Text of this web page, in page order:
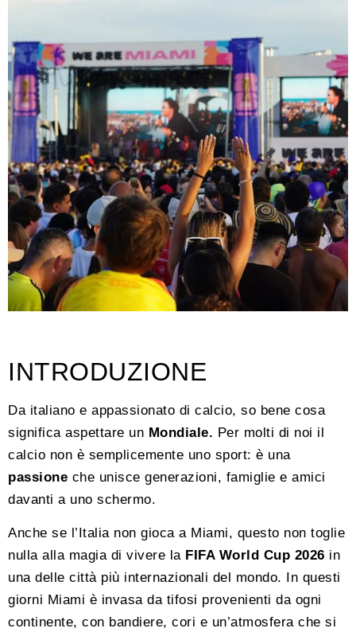
INTRODUZIONE
Da italiano e appassionato di calcio, so bene cosa
significa aspettare un Mondiale. Per molti di noi il
calcio non è semplicemente uno sport: è una
passione che unisce generazioni, famiglie e amici
davanti a uno schermo.
Anche se l’Italia non gioca a Miami, questo non toglie
nulla alla magia di vivere la FIFA World Cup 2026 in
una delle città più internazionali del mondo. In questi
giorni Miami è invasa da tifosi provenienti da ogni
continente, con bandiere, cori e un’atmosfera che si